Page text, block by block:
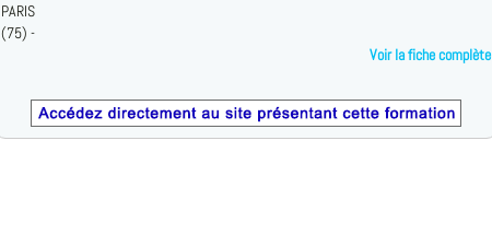
PARIS
(75) -
Voir la fiche complète